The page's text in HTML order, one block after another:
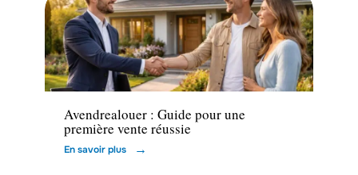
Immo
Avendrealouer : Guide pour une
première vente réussie
En savoir plus